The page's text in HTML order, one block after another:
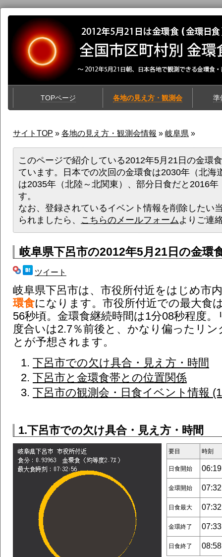
TOPページ 各地の見え方・観測会 準
サイトTOP » 各地の見え方・観測会情報 » 岐阜県 »
このページで紹介している2012年5月21日の金環
ています。日本での次回の金環食は2030年（北海
は2035年（北陸～北関東）、部分日食だと2016年
す。
なお、登録されているイベント情報を削除したい
られましたら、 こちらのメールフォームよりご連
岐阜県下呂市の2012年5月21日の金環
ツイート
岐阜県下呂市は、市役所付近をはじめ市
環食になります。市役所付近での最大食
56秒頃。金環食継続時間は1分08秒程度
度合いは2.7％前後と、かなり偏ったリ
とが予想されます。
下呂市での欠け具合・見え方・時間
下呂市と金環食帯との位置関係
下呂市の観測会・日食イベント情報
1.下呂市での欠け具合・見え方・時間
要目 時刻
日食開始
金環開始
日食最大
金環終了
日食終了